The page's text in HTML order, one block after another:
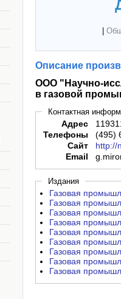
Описание
ООО "Научно-
в газовой
Контактная
Адрес
Телефоны
(495)
Сайт
http://
Email
Издания
Газовая
Газовая
Газовая
Газовая
Газовая
Газовая
Газовая
Газовая
Газовая